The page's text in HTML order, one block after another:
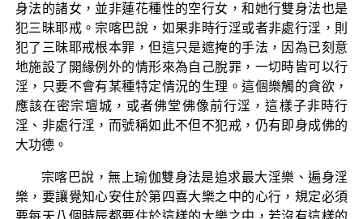
身法的諸女，並非蓮花種性的空行女，和她行雙身法也是
犯三昧耶戒。宗喀巴說，如果非時行淫或者非處行淫，則
犯了三昧耶戒根本罪，但這只是遮掩的手法，因為已刻意
地施設了開緣例外的情形來為自己脫罪，一切時皆可以行
淫，只要不會有某種特定情況的生理。這個樂觸的貪欲，
應該在密宗壇城，或者佛堂佛像前行淫，這樣子非時行
淫、非處行淫，而號稱如此不但不犯戒，仍有即身成佛的
大功德。
宗喀巴說，無上瑜伽雙身法是追求最大淫樂、遍身淫
樂，要讓覺知心安住於第四喜大樂之中的心行，規定必須
要每天八個時辰都要住於這樣的大樂之中，若沒有這樣的